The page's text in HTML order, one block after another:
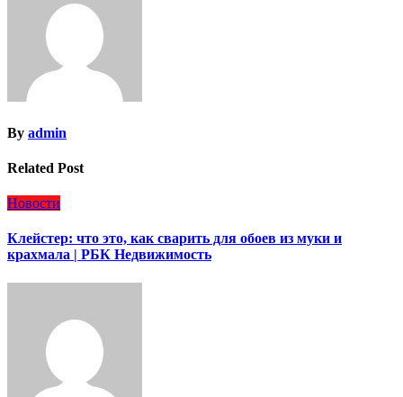
By admin
Related Post
Новости
Клейстер: что это, как сварить для обоев из муки и
крахмала | РБК Недвижимость